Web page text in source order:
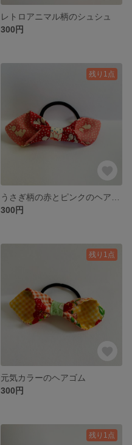
レトロアニマル柄のシュシュ
300円
残り1点
300円
残り1点
元気カラーのヘアゴム
300円
残り1点